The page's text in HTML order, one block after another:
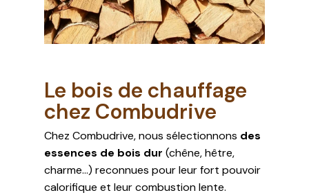
Le bois de chauffage
chez Combudrive
Chez Combudrive, nous sélectionnons des
essences de bois dur (chêne, hêtre,
charme…) reconnues pour leur fort pouvoir
calorifique et leur combustion lente.